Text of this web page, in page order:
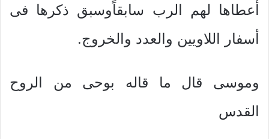
أعطاها لهم الرب سابقاًوسبق ذكرها فى
أسفار اللاويين والعدد والخروج.
وموسى قال ما قاله بوحى من الروح
القدس